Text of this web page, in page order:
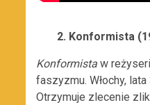
2. Konformista
Konformista w
faszyzmu. Włochy,
Otrzymuje zlecenie